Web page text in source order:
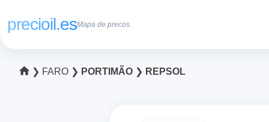
precioil.esMapa de precos.
❯ FARO ❯ PORTIMÃO ❯ REPSOL